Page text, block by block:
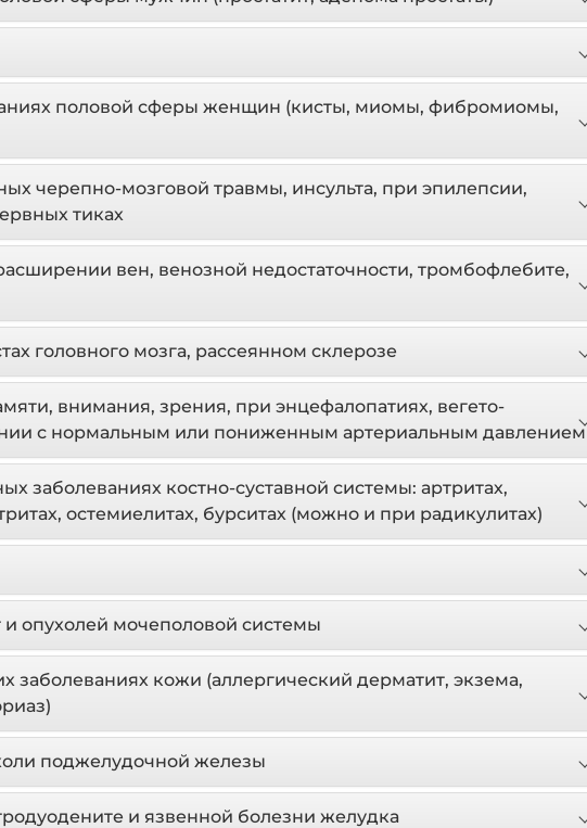
половой сферы женщин (кисты, миомы, фибромиомы,
черепно-мозговой травмы, инсульта, при эпилепсии,
тиках
вен, венозной недостаточности, тромбофлебите,
головного мозга, рассеянном склерозе
внимания, зрения, при энцефалопатиях, вегето-
с нормальным или пониженным артериальным давлением
заболеваниях костно-суставной системы: артритах,
остемиелитах, бурситах (можно и при радикулитах)
опухолей мочеполовой системы
заболеваниях кожи (аллергический дерматит, экзема,
поджелудочной железы
и язвенной болезни желудка